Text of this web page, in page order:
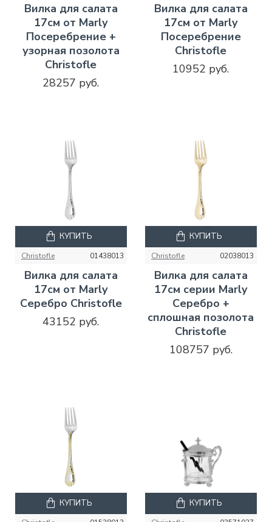
Вилка для салата
17см от Marly
Посеребрение +
узорная позолота
Christofle
28257 руб.
Вилка для салата
17см от Marly
Посеребрение
Christofle
10952 руб.
Christofle 01438013
Вилка для салата
17см от Marly
Серебро Christofle
43152 руб.
КУПИТЬ
Christofle 02038013
Вилка для салата
17см серии Marly
Серебро +
сплошная позолота
Christofle
108757 руб.
КУПИТЬ
КУПИТЬ КУПИТЬ